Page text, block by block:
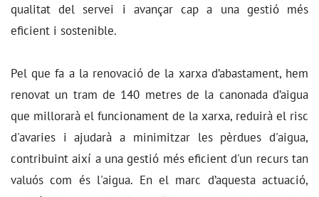
qualitat del servei i avançar cap a una gestió més
eficient i sostenible.
Pel que fa a la renovació de la xarxa d’abastament, hem
renovat un tram de 140 metres de la canonada d’aigua
que millorarà el funcionament de la xarxa, reduirà el risc
d'avaries i ajudarà a minimitzar les pèrdues d'aigua,
contribuint així a una gestió més eficient d'un recurs tan
valuós com és l'aigua. En el marc d’aquesta actuació,